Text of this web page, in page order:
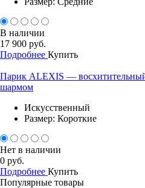
В наличии
17 900 руб.
Подробнее Купить
Парик ALEXIS —
шармом
Искусственный
Размер: Короткие
Нет в наличии
0 руб.
Подробнее Купить
Популярные товары